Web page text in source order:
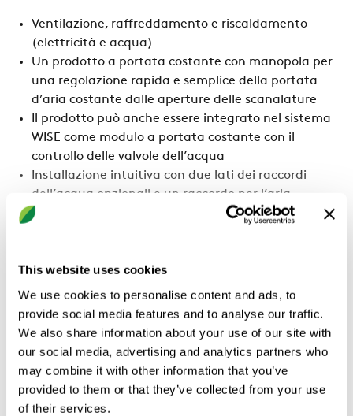
This website uses cookies
We use cookies to personalise content and ads, to
provide social media features and to analyse our traffic.
We also share information about your use of our site with
our social media, advertising and analytics partners who
may combine it with other information that you’ve
provided to them or that they’ve collected from your use
of their services.
Ventilazione, raffreddamento e riscaldamento
(elettricità e acqua)
Un prodotto a portata costante con manopola per
una regolazione rapida e semplice della portata
d’aria costante dalle aperture delle scanalature
Il prodotto può anche essere integrato nel sistema
WISE come modulo a portata costante con il
controllo delle valvole dell’acqua
Installazione intuitiva con due lati dei raccordi
dell’acqua opzionali e un raccordo per l’aria
centrale
Direzione dell’aria regolabile ADC e prese d’aria
regolabili
Altezza di installazione ridotta
Potenza elevata
CALCOLO CON LE VOSTRE ESIGENZE